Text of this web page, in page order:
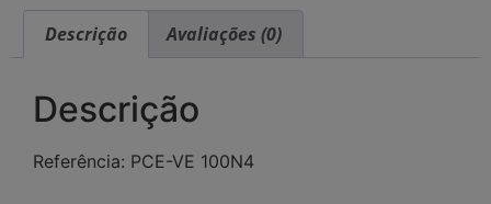
Descrição
Avaliações (0)
Descrição
Referência: PCE-VE 100N4